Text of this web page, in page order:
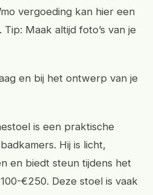
vergoeding kan hier een
Maak altijd foto’s van je
en bij het ontwerp van je
is een praktische
Hij is licht,
en biedt steun tijdens het
€250. Deze stoel is vaak